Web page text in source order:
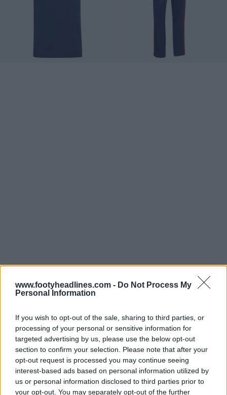
www.footyheadlines.com - Do Not Process My
Personal Information
If you wish to opt-out of the sale, sharing to third parties, or
processing of your personal or sensitive information for
targeted advertising by us, please use the below opt-out
section to confirm your selection. Please note that after your
opt-out request is processed you may continue seeing
interest-based ads based on personal information utilized by
us or personal information disclosed to third parties prior to
your opt-out. You may separately opt-out of the further
La collezione Adidas Newcastle United 2026
Originalsha una giacca da tuta con zip integrale, una
felpa girocollo, una classica maglia e pantaloni da tuta
abbinati, tutti con l'iconico logo Adidas a trifoglio e lo
stemma del Newcastle United.